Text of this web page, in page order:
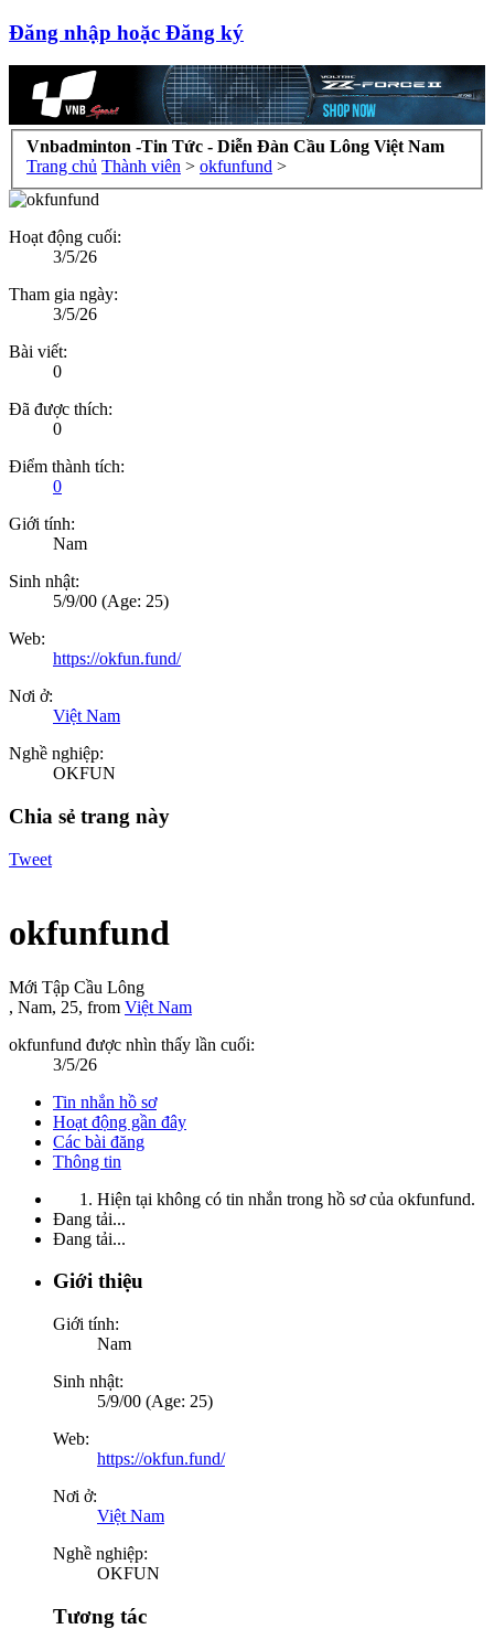
Đăng nhập hoặc Đăng ký
Vnbadminton -Tin Tức - Diễn Đàn Cầu Lông Việt Nam
Trang chủ Thành viên > okfunfund >
Hoạt động cuối:
3/5/26
Tham gia ngày:
3/5/26
Bài viết:
0
Đã được thích:
0
Điểm thành tích:
0
Giới tính:
Nam
Sinh nhật:
5/9/00 (Age: 25)
Web:
https://okfun.fund/
Nơi ở:
Việt Nam
Nghề nghiệp:
OKFUN
Chia sẻ trang này
Tweet
okfunfund
Mới Tập Cầu Lông
, Nam, 25, from Việt Nam
okfunfund được nhìn thấy lần cuối:
3/5/26
Tin nhắn hồ sơ
Hoạt động gần đây
Các bài đăng
Thông tin
Hiện tại không có tin nhắn trong hồ sơ của okfunfund.
Đang tải...
Đang tải...
Giới thiệu
Giới tính:
Nam
Sinh nhật:
5/9/00 (Age: 25)
Web:
https://okfun.fund/
Nơi ở:
Việt Nam
Nghề nghiệp:
OKFUN
Tương tác